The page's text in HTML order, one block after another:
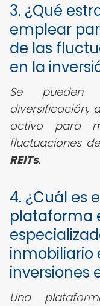
3. ¿Qué
emplear
de las
en la
Se pueden
diversificación,
activa para
fluctuaciones
REITs.
4. ¿Cuál es
plataforma
inmobiliario
inversiones
Una